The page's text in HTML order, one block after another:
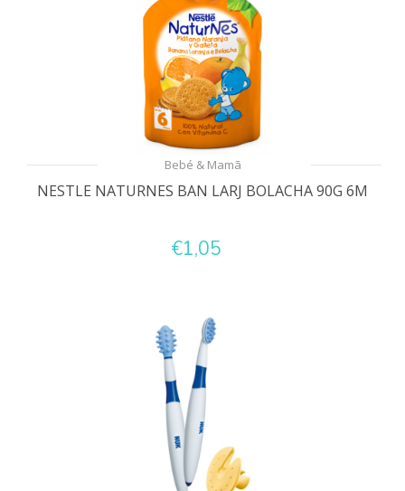
Bebé & Mamã
NESTLE NATURNES BAN LARJ BOLACHA 90G 6M
€1,05